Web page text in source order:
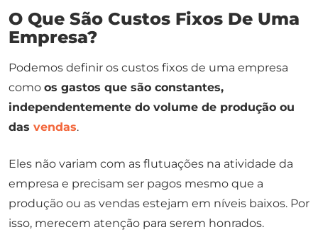
O Que São Custos Fixos De Uma
Empresa?
Podemos definir os custos fixos de uma empresa
como os gastos que são constantes,
independentemente do volume de produção ou
das vendas.
Eles não variam com as flutuações na atividade da
empresa e precisam ser pagos mesmo que a
produção ou as vendas estejam em níveis baixos. Por
isso, merecem atenção para serem honrados.